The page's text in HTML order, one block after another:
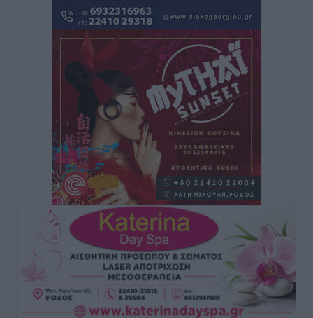
Ρόδος: «Βουλιάζει» από τουρίστες – Πάνω από 1 εκατ.
επιβάτες και 55 κρουαζιερόπλοια
Τοπικές Ειδήσεις πριν 2 ώρες
Γ’ Εθνική Κατηγορία: Οι ημερομηνίες των
αγωνιστικών της κανονικής περιόδου
πριν 7 ώρες
Συνελήφθησαν δύο άτομα στην Κάρπαθο για άγρα
πελατών
Τοπικές Ειδήσεις• πριν 8 ώρες
Χωρίς υποχρεωτική παρουσία μικρών στη 12άδα
Αθλητικά πριν 8 ώρες
Ο Πελεκάνος, οι ανεμογεννήτριες και μια κοινότητα
που κανείς δεν ρώτησε